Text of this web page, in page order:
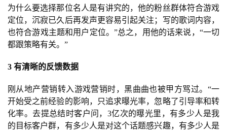
金
茶
奖
7
月
3
为什么要选择那位名人是有讲究的，他的粉丝群体符合游戏
定位，沉寂已久后再发声更容易引起关注；写的歌词内容，
也符合游戏主题和用户定位。”总之，用他的话来说，“一切
都跟策略有关。”
3 有清晰的反馈数据
刚从地产营销转入游戏营销时，黑曲曲也被甲方骂过。“一
开始受之前经验的影响，只追求曝光率，忽略了引导率和转
化率。去提总结时客户问，3亿次的曝光里，有多少人是我
的目标客户群，有多少人是对这个话题感兴趣，有多少人是